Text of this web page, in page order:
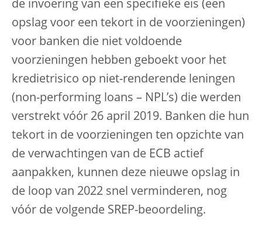
de invoering van een specifieke eis (een
opslag voor een tekort in de voorzieningen)
voor banken die niet voldoende
voorzieningen hebben geboekt voor het
kredietrisico op niet-renderende leningen
(non-performing loans – NPL’s) die werden
verstrekt vóór 26 april 2019. Banken die hun
tekort in de voorzieningen ten opzichte van
de verwachtingen van de ECB actief
aanpakken, kunnen deze nieuwe opslag in
de loop van 2022 snel verminderen, nog
vóór de volgende SREP-beoordeling.